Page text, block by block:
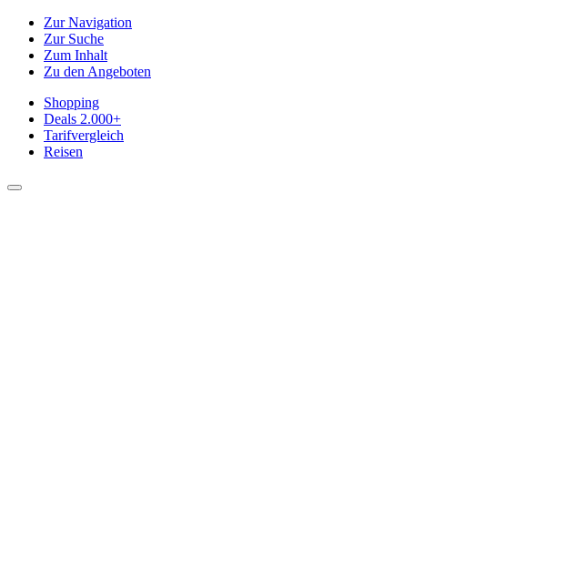
Zur Navigation
Zur Suche
Zum Inhalt
Zu den Angeboten
Shopping
Deals 2.000+
Tarifvergleich
Reisen